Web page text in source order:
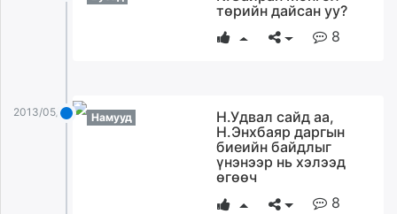
today.mn
zuv.mn
төрийн дайсан уу?
8
2013/05/24 Намууд
Н.Удвал сайд аа,
Н.Энхбаяр даргын
биеийн байдлыг
үнэнээр нь хэлээд
өгөөч
8